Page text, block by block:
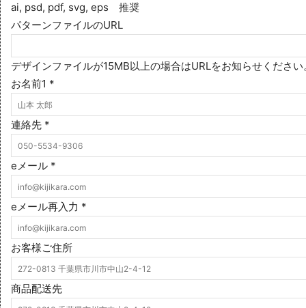
ai, psd, pdf, svg, eps 推奨
パターンファイルのURL
デザインファイルが15MB以上の場合はURLをお知らせください
お名前1 *
連絡先 *
eメール *
eメール再入力 *
お客様ご住所
商品配送先